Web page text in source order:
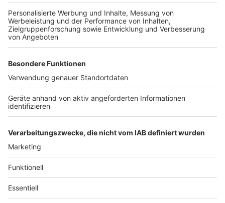
Auch am Arbeitsmarkt rechnen die Experten mit einer
leichten Verbesserung. Für 2026 erwartet das RWI
rund 36.000 zusätzliche Arbeitsplätze in Nordrhein-
Westfalen. Das wäre ein Zuwachs von etwa 0,5
Den ausführlichen Konjunkturbericht gibt es hier
Anzeige